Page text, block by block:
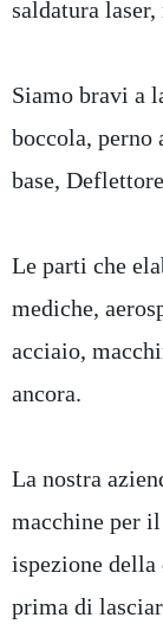
saldatura
Siamo bravi a
boccola,
base,
Le parti che
mediche,
acciaio,
ancora.
La nostra
macchine per
ispezione
prima di